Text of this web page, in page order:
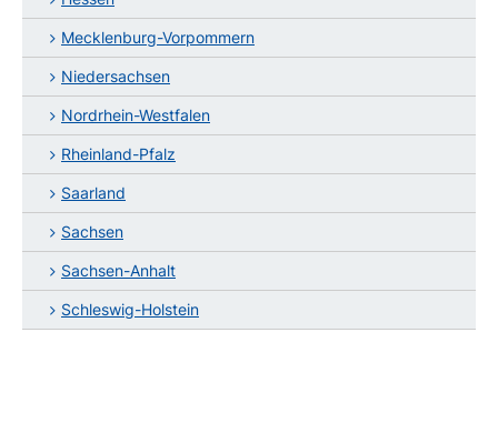
Mecklenburg-Vorpommern
Niedersachsen
Nordrhein-Westfalen
Rheinland-Pfalz
Saarland
Sachsen
Sachsen-Anhalt
Schleswig-Holstein